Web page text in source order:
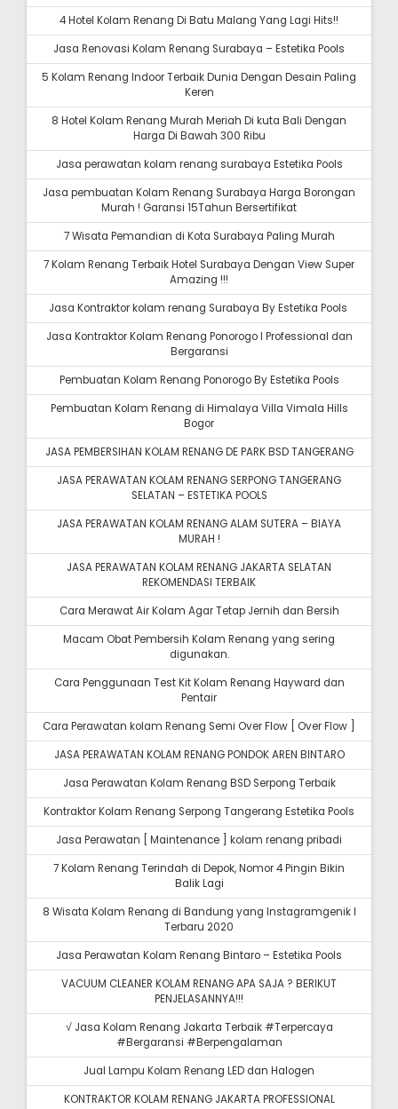
4 Hotel Kolam Renang Di Batu Malang Yang Lagi Hits!!
Jasa Renovasi Kolam Renang Surabaya – Estetika Pools
5 Kolam Renang Indoor Terbaik Dunia Dengan Desain Paling
Keren
8 Hotel Kolam Renang Murah Meriah Di kuta Bali Dengan
Harga Di Bawah 300 Ribu
Jasa perawatan kolam renang surabaya Estetika Pools
Jasa pembuatan Kolam Renang Surabaya Harga Borongan
Murah ! Garansi 15Tahun Bersertifikat
7 Wisata Pemandian di Kota Surabaya Paling Murah
7 Kolam Renang Terbaik Hotel Surabaya Dengan View Super
Amazing !!!
Jasa Kontraktor kolam renang Surabaya By Estetika Pools
Jasa Kontraktor Kolam Renang Ponorogo I Professional dan
Bergaransi
Pembuatan Kolam Renang Ponorogo By Estetika Pools
Pembuatan Kolam Renang di Himalaya Villa Vimala Hills
Bogor
JASA PEMBERSIHAN KOLAM RENANG DE PARK BSD TANGERANG
JASA PERAWATAN KOLAM RENANG SERPONG TANGERANG
SELATAN – ESTETIKA POOLS
JASA PERAWATAN KOLAM RENANG ALAM SUTERA – BIAYA
MURAH !
JASA PERAWATAN KOLAM RENANG JAKARTA SELATAN
REKOMENDASI TERBAIK
Cara Merawat Air Kolam Agar Tetap Jernih dan Bersih
Macam Obat Pembersih Kolam Renang yang sering
digunakan.
Cara Penggunaan Test Kit Kolam Renang Hayward dan
Pentair
Cara Perawatan kolam Renang Semi Over Flow [ Over Flow ]
JASA PERAWATAN KOLAM RENANG PONDOK AREN BINTARO
Jasa Perawatan Kolam Renang BSD Serpong Terbaik
Kontraktor Kolam Renang Serpong Tangerang Estetika Pools
Jasa Perawatan [ Maintenance ] kolam renang pribadi
7 Kolam Renang Terindah di Depok, Nomor 4 Pingin Bikin
Balik Lagi
8 Wisata Kolam Renang di Bandung yang Instagramgenik I
Terbaru 2020
Jasa Perawatan Kolam Renang Bintaro – Estetika Pools
VACUUM CLEANER KOLAM RENANG APA SAJA ? BERIKUT
PENJELASANNYA!!!
√ Jasa Kolam Renang Jakarta Terbaik #Terpercaya
#Bergaransi #Berpengalaman
Jual Lampu Kolam Renang LED dan Halogen
KONTRAKTOR KOLAM RENANG JAKARTA PROFESSIONAL